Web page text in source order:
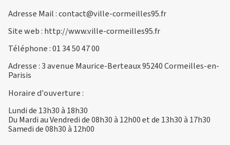
Adresse Mail :contact@ville-cormeilles95.fr
Site web : http://www.ville-cormeilles95.fr
Téléphone :01 34 50 47 00
Adresse : 3 avenue Maurice-Berteaux 95240 Cormeilles-en-
Parisis
Horaire d'ouverture :
Lundi de 13h30 à 18h30
Du Mardi au Vendredi de 08h30 à 12h00 et de 13h30 à 17h30
Samedi de 08h30 à 12h00